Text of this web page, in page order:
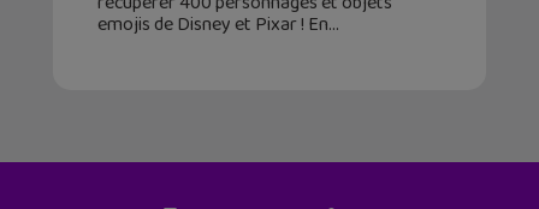
emojis de Disney et Pixar ! En